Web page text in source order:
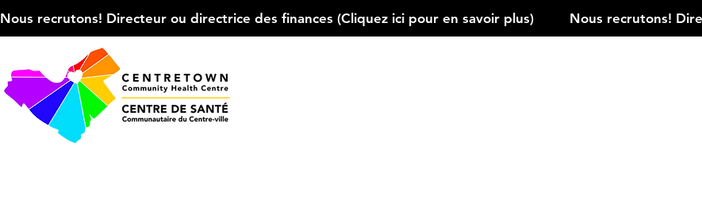
Nous recrutons! Directeur ou directrice des finances (Cliquez ici pour en savoir plus)